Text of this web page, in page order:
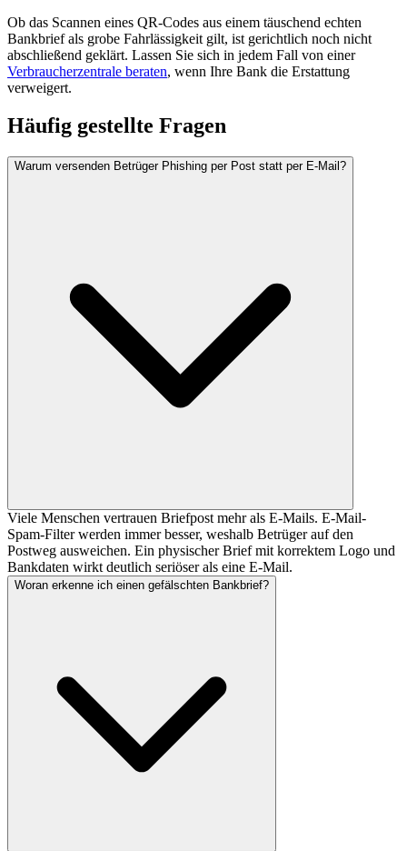
Ob das Scannen eines QR-Codes aus einem täuschend echten
Bankbrief als grobe Fahrlässigkeit gilt, ist gerichtlich noch nicht
abschließend geklärt. Lassen Sie sich in jedem Fall von einer
Verbraucherzentrale beraten, wenn Ihre Bank die Erstattung
verweigert.
Häufig gestellte Fragen
Warum versenden Betrüger Phishing per Post statt per E-Mail?
Viele Menschen vertrauen Briefpost mehr als E-Mails. E-Mail-
Spam-Filter werden immer besser, weshalb Betrüger auf den
Postweg ausweichen. Ein physischer Brief mit korrektem Logo und
Bankdaten wirkt deutlich seriöser als eine E-Mail.
Woran erkenne ich einen gefälschten Bankbrief?